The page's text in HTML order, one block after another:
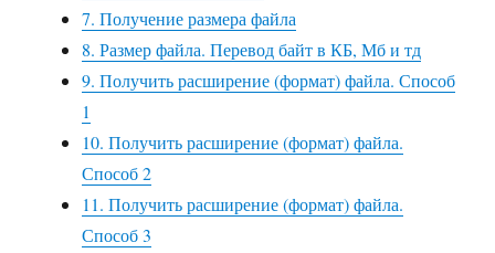
7. Получение размера файла
8. Размер файла. Перевод байт в КБ, Мб и тд
9. Получить расширение (формат) файла. Способ
1
10. Получить расширение (формат) файла.
Способ 2
11. Получить расширение (формат) файла.
Способ 3